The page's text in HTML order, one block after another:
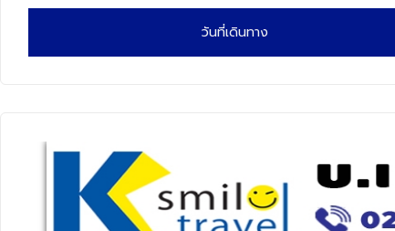
วันที่เดินทาง